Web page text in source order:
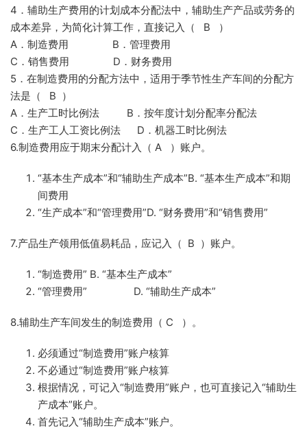
4．辅助生产费用的计划成本分配法中，辅助生产产品或劳务的
成本差异，为简化计算工作，直接记入（ B ）
A．制造费用 B．管理费用
C．销售费用 D．财务费用
5．在制造费用的分配方法中，适用于季节性生产车间的分配方
法是（ B ）
A．生产工时比例法 B．按年度计划分配率分配法
C．生产工人工资比例法 D．机器工时比例法
6.制造费用应于期末分配计入（ A ）账户。
“基本生产成本”和“辅助生产成本”B. “基本生产成本”和期
间费用
“生产成本”和“管理费用”D. “财务费用”和“销售费用”
7.产品生产领用低值易耗品，应记入（ B ）账户。
“制造费用” B. “基本生产成本”
“管理费用” D. “辅助生产成本”
8.辅助生产车间发生的制造费用（ C ）。
必须通过“制造费用”账户核算
不必通过“制造费用”账户核算
根据情况，可记入“制造费用”账户，也可直接记入“辅助生
产成本”账户。
首先记入“辅助生产成本”账户。